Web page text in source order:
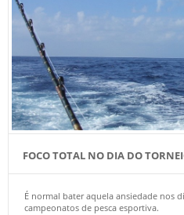
FOCO TOTAL NO DIA DO
É normal bater aquela ansiedade nos
campeonatos de pesca esportiva.